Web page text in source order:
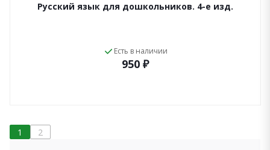
Русский язык для дошкольников. 4-е изд.
Есть в наличии
950 ₽
1 2